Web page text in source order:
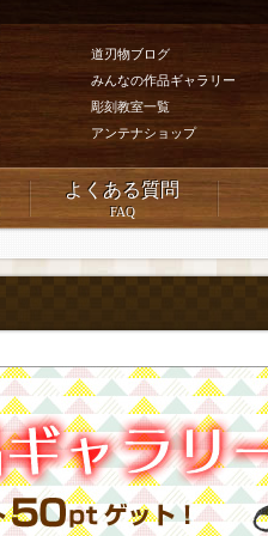
道刃物ブログ
みんなの作品ギャラリー
彫刻教室一覧
アンテナショップ
よくある質問
FAQ